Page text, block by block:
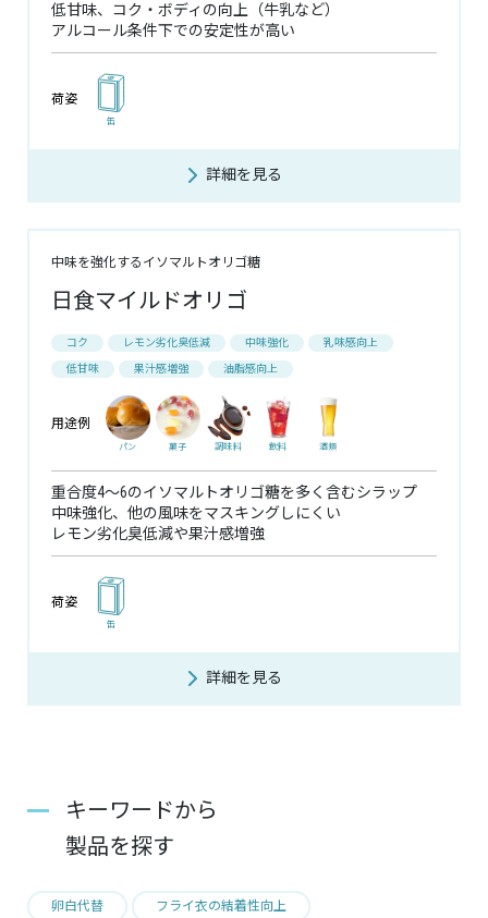
低甘味、コク・ボディの向上（牛乳など）
アルコール条件下での安定性が高い
荷姿
缶
詳細を見る
中味を強化するイソマルトオリゴ糖
日食マイルドオリゴ
コク レモン劣化臭低減 中味強化 乳味感向上
低甘味 果汁感増強 油脂感向上
用途例
パン 菓子 調味料 飲料 酒類
重合度4～6のイソマルトオリゴ糖を多く含むシラップ
中味強化、他の風味をマスキングしにくい
レモン劣化臭低減や果汁感増強
荷姿
缶
詳細を見る
キーワードから
製品を探す
卵白代替 フライ衣の結着性向上